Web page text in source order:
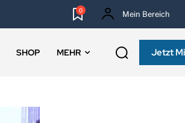
0 Mein Bereich
SHOP MEHR Jetzt